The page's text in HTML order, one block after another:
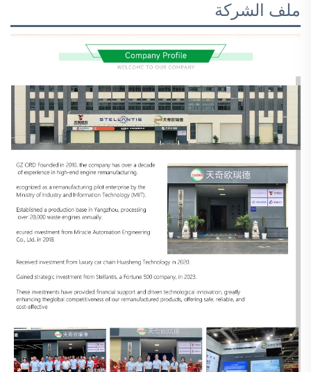
ملف الشركة